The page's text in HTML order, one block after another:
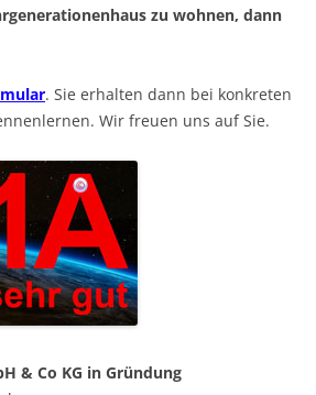
zu wohnen, dann
. Sie erhalten dann bei konkreten
Wir freuen uns auf Sie.
& Co KG in Gründung